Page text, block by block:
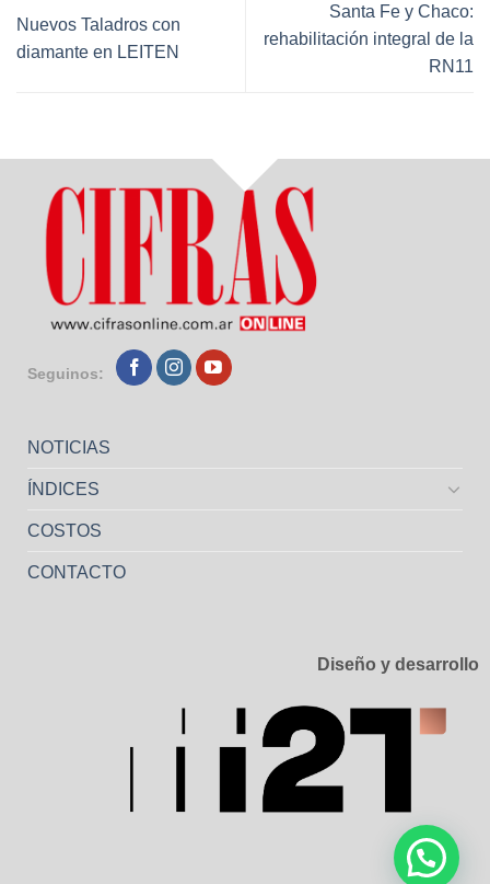
Nuevos Taladros con
diamante en LEITEN
Santa Fe y Chaco:
rehabilitación integral de la
RN11
Seguinos:
NOTICIAS
ÍNDICES
COSTOS
CONTACTO
Diseño y desarrollo